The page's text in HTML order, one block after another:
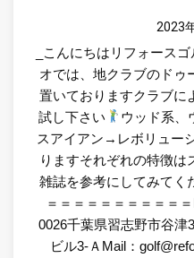
2023
_こんにちはリフォース
オでは、地クラブのドゥ
置いておりますクラブに
試し下さい
ウッド系、
スアイアン→レボリュー
りますそれぞれの特徴
雑誌を参考にしてみてく
＝＝＝＝＝＝＝＝＝＝
0026千葉県習志野市谷津
ビル3-ＡMail：